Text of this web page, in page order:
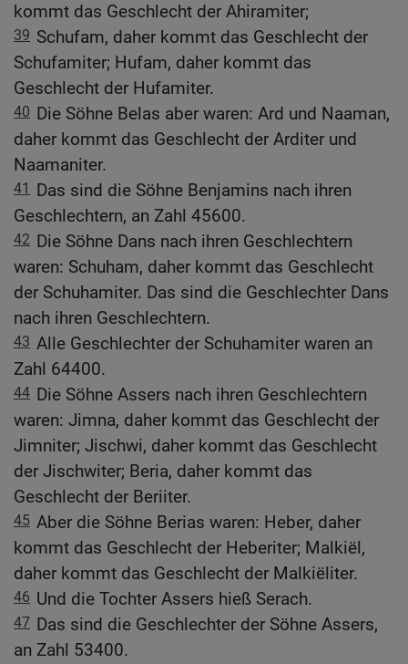
kommt das Geschlecht der Ahiramiter;
39 Schufam, daher kommt das Geschlecht der
Schufamiter; Hufam, daher kommt das
Geschlecht der Hufamiter.
40 Die Söhne Belas aber waren: Ard und Naaman,
daher kommt das Geschlecht der Arditer und
Naamaniter.
41 Das sind die Söhne Benjamins nach ihren
Geschlechtern, an Zahl 45600.
42 Die Söhne Dans nach ihren Geschlechtern
waren: Schuham, daher kommt das Geschlecht
der Schuhamiter. Das sind die Geschlechter Dans
nach ihren Geschlechtern.
43 Alle Geschlechter der Schuhamiter waren an
Zahl 64400.
44 Die Söhne Assers nach ihren Geschlechtern
waren: Jimna, daher kommt das Geschlecht der
Jimniter; Jischwi, daher kommt das Geschlecht
der Jischwiter; Beria, daher kommt das
Geschlecht der Beriiter.
45 Aber die Söhne Berias waren: Heber, daher
kommt das Geschlecht der Heberiter; Malkiël,
daher kommt das Geschlecht der Malkiëliter.
46 Und die Tochter Assers hieß Serach.
47 Das sind die Geschlechter der Söhne Assers,
an Zahl 53400.